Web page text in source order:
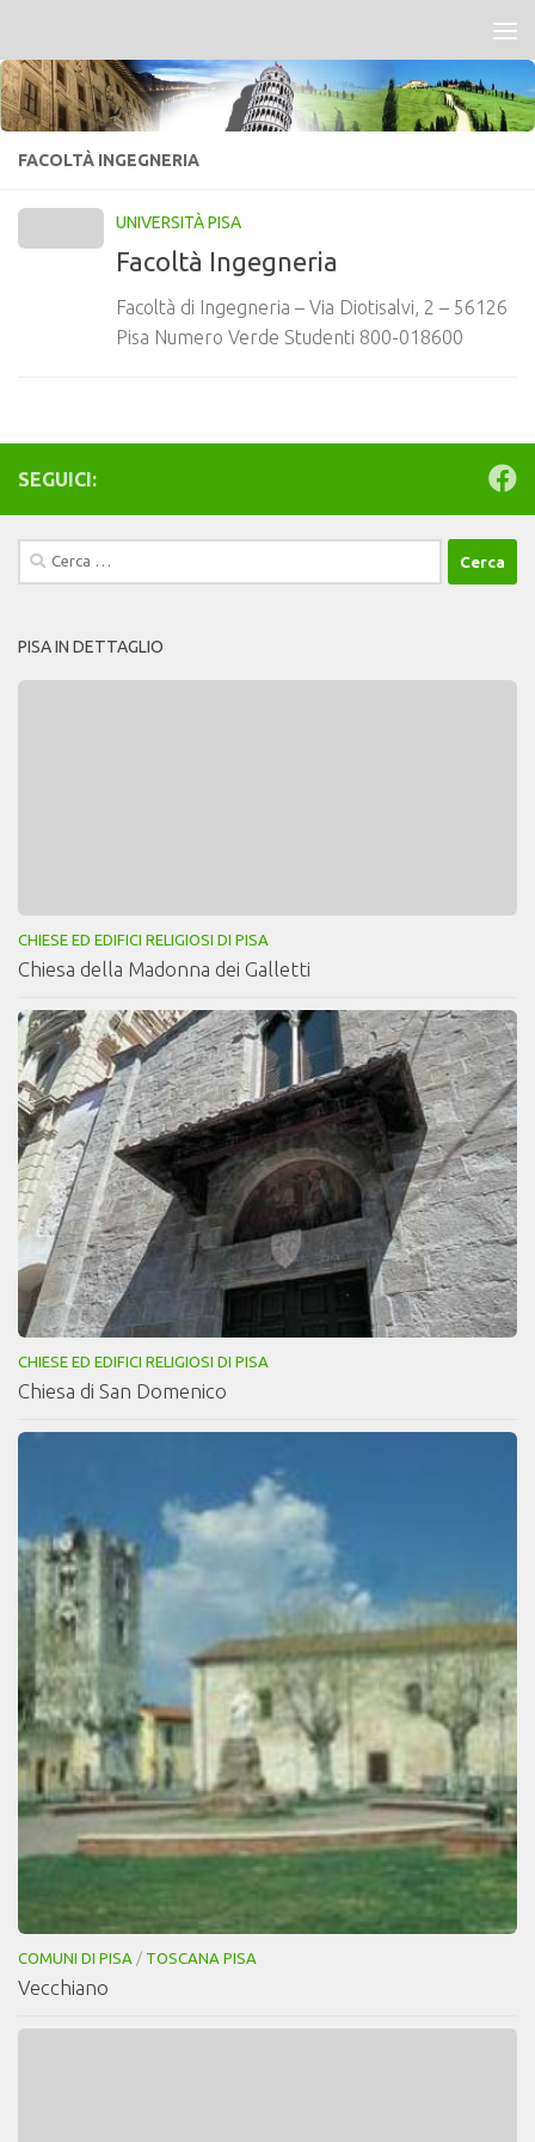
FACOLTÀ INGEGNERIA
UNIVERSITÀ PISA
Facoltà Ingegneria
Facoltà di Ingegneria – Via Diotisalvi, 2 – 56126
Pisa Numero Verde Studenti 800-018600
SEGUICI:
Ricerca
per:
PISA IN DETTAGLIO
CHIESE ED EDIFICI RELIGIOSI DI PISA
Chiesa della Madonna dei Galletti
CHIESE ED EDIFICI RELIGIOSI DI PISA
Chiesa di San Domenico
COMUNI DI PISA / TOSCANA PISA
Vecchiano